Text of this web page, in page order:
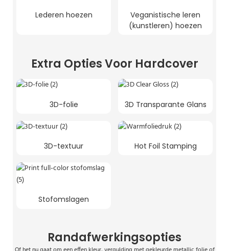
Lederen hoezen
Veganistische leren
(kunstleren) hoezen
Extra Opties Voor Hardcover
3D-folie 3D Transparante Glans
3D-textuur Hot Foil Stamping
Stofomslagen
Randafwerkingsopties